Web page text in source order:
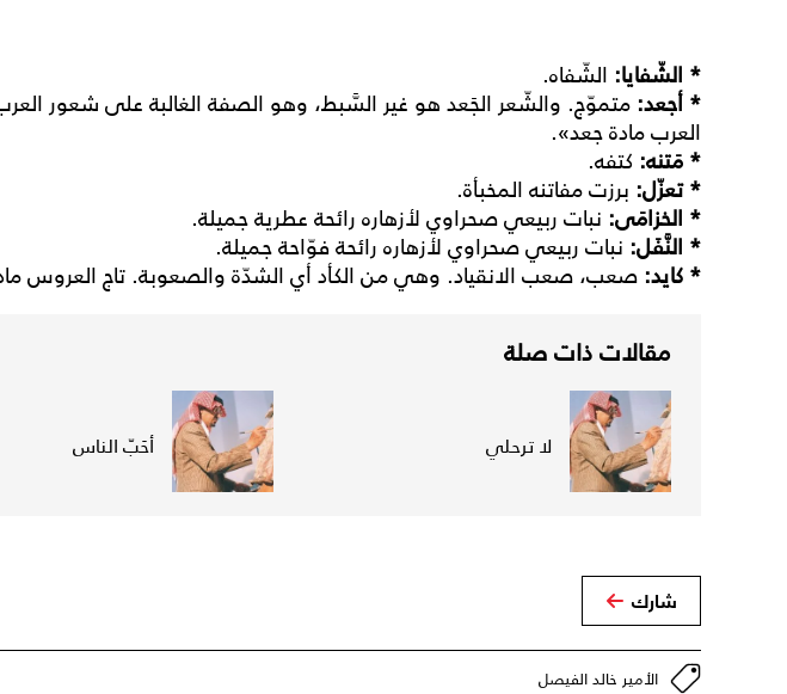
* الشّفايا: الشّفاه.
* أجعد: متموّج. والشّعر الجَعد هو غير السَّبط، وهو الصفة الغالبة على شعور
العرب مادة جعد».
* مَتنه: كتفه.
* تعزّل: برزت مفاتنه المخبأة.
* الخزامَى: نبات ربيعي صحراوي لأزهاره رائحة عطرية جميلة.
* النَّفَل: نبات ربيعي صحراوي لأزهاره رائحة فوّاحة جميلة.
* كايد: صعب، صعب الانقياد. وهي من الكأد أي الشدّة والصعوبة. تاج العروس
مقالات ذات صلة
لا ترحلي أحَبّ الناس
شارك
الأمير خالد الفيصل